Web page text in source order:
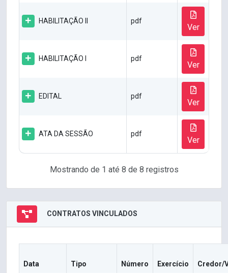
HABILITAÇÃO II pdf
Ver
HABILITAÇÃO I pdf
Ver
EDITAL pdf
Ver
ATA DA SESSÃO pdf
Ver
Mostrando de 1 até 8 de 8 registros
CONTRATOS VINCULADOS
Data Tipo Número Exercício Credor/